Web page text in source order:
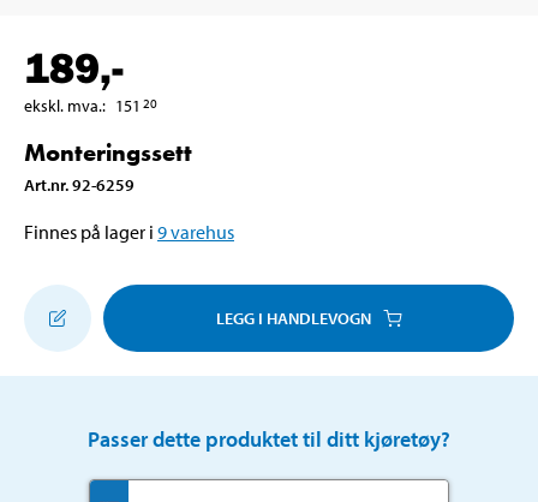
189,-
ekskl. mva.: 151 20
Monteringssett
Art.nr.92-6259
Finnes på lager i 9varehus
LEGG I HANDLEVOGN
Passer dette produktet til ditt kjøretøy?